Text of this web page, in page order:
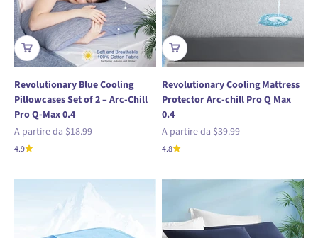
Revolutionary Blue Cooling
Pillowcases Set of 2 – Arc-Chill
Pro Q-Max 0.4
Prezzo scontato
A partire da $18.99
4.9
Revolutionary Cooling Mattress
Protector Arc-chill Pro Q Max
0.4
Prezzo scontato
A partire da $39.99
4.8